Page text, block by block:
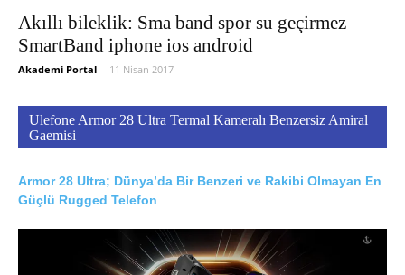
Akıllı bileklik: Sma band spor su geçirmez
SmartBand iphone ios android
Akademi Portal - 11 Nisan 2017
Ulefone Armor 28 Ultra Termal Kameralı Benzersiz Amiral
Gaemisi
Armor 28 Ultra; Dünya’da Bir Benzeri ve Rakibi Olmayan En
Güçlü Rugged Telefon